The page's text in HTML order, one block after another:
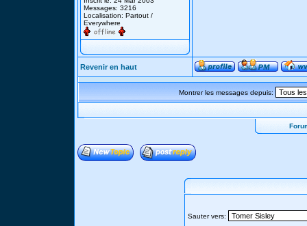
Messages: 3216
Localisation: Partout /
Everywhere
Revenir en haut
Montrer les messages depuis:
Sauter vers: